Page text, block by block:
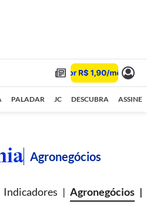
PALADAR JC DESCUBRA ASSINE
Agronegócios
Indicadores Agronegócios